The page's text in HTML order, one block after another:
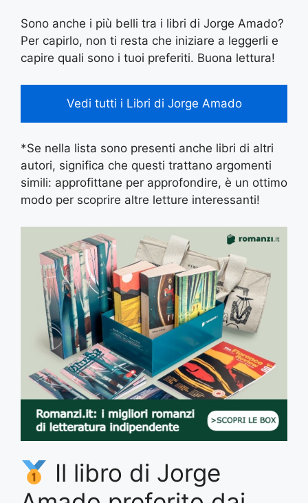
Sono anche i più belli tra i libri di Jorge Amado?
Per capirlo, non ti resta che iniziare a leggerli e
capire quali sono i tuoi preferiti. Buona lettura!
Vedi tutti i Libri di Jorge Amado
*Se nella lista sono presenti anche libri di altri
autori, significa che questi trattano argomenti
simili: approfittane per approfondire, è un ottimo
modo per scoprire altre letture interessanti!
Il libro di Jorge